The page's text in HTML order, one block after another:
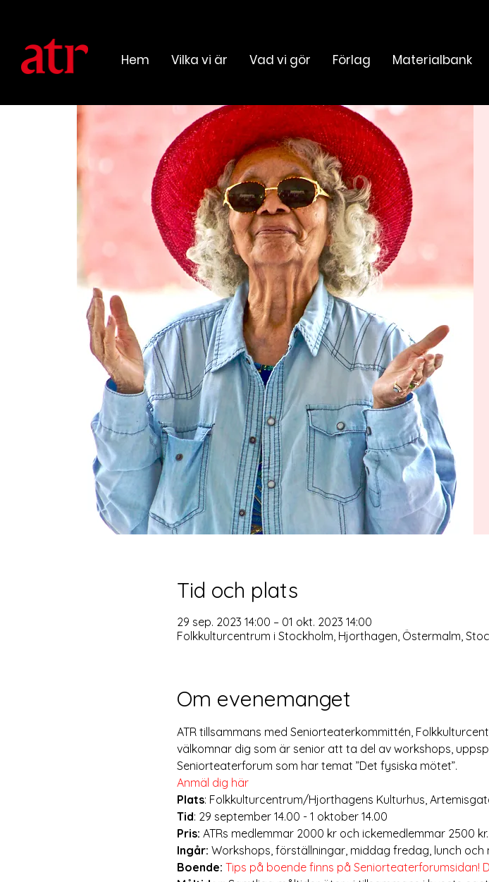
Hem Vilka vi är Vad vi gör Förlag Materialbank
Tid och plats
29 sep. 2023 14:00 – 01 okt. 2023 14:00
Folkkulturcentrum i Stockholm, Hjorthagen, Östermalm,
Om evenemanget
ATR tillsammans med Seniorteaterkommittén,
välkomnar dig som är senior att ta del av workshops,
Seniorteaterforum som har temat ”Det fysiska mötet”.
Anmäl dig här
Plats: Folkkulturcentrum/Hjorthagens Kulturhus,
Tid: 29 september 14.00 - 1 oktober 14.00
Pris: ATRs medlemmar 2000 kr och ickemedlemmar 2500 kr.
Ingår: Workshops, förställningar, middag fredag, lunch
Boende: Tips på boende finns på Seniorteaterforumsidan!